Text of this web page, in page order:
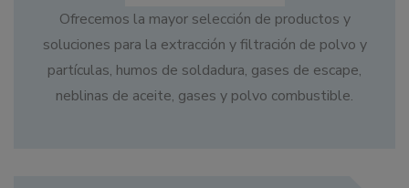
Ofrecemos la mayor selección de productos y
soluciones para la extracción y filtración de polvo y
partículas, humos de soldadura, gases de escape,
neblinas de aceite, gases y polvo combustible.